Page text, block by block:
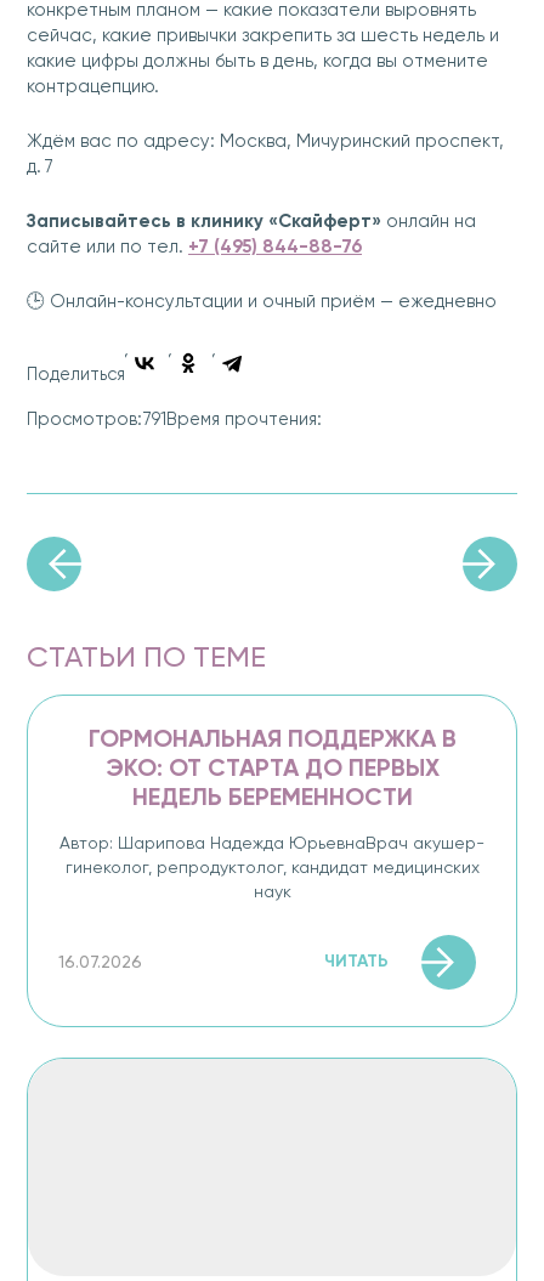
конкретным планом — какие показатели выровнять
сейчас, какие привычки закрепить за шесть недель и
какие цифры должны быть в день, когда вы отмените
контрацепцию.
Ждём вас по адресу: Москва, Мичуринский проспект,
д. 7
Записывайтесь в клинику «Скайферт» онлайн на
сайте или по тел. +7 (495) 844-88-76
🕒 Онлайн-консультации и очный приём — ежедневно
Поделиться
Просмотров: 791 Время прочтения:
СТАТЬИ ПО ТЕМЕ
ГОРМОНАЛЬНАЯ ПОДДЕРЖКА В
ЭКО: ОТ СТАРТА ДО ПЕРВЫХ
НЕДЕЛЬ БЕРЕМЕННОСТИ
Автор: Шарипова Надежда ЮрьевнаВрач акушер-
гинеколог, репродуктолог, кандидат медицинских
наук
16.07.2026 ЧИТАТЬ